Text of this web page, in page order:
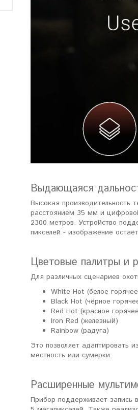
Выдающаяся
Высокая производительность
расстоянием 35 мм и
2300 метров. Устройство
пикселей - изображение
Цветовые палитры и
Для различных сценариев
White Hot (белое
Black Hot (чёрное
Red Hot (красное
Iron Red (железный)
Rainbow (радуга)
Это позволяет адаптировать
местность или сумерки.
Расширенные
Прибор поддерживает